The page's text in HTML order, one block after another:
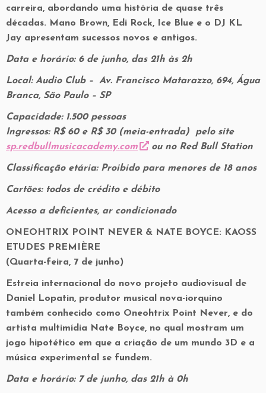
carreira, abordando uma história de quase três
décadas. Mano Brown, Edi Rock, Ice Blue e o DJ KL
Jay apresentam sucessos novos e antigos.
Data e horário: 6 de junho, das 21h às 2h
Local: Audio Club – Av. Francisco Matarazzo, 694, Água
Branca, São Paulo – SP
Capacidade: 1.500 pessoas
Ingressos: R$ 60 e R$ 30 (meia-entrada) pelo site
sp.redbullmusicacademy.com
ou no Red Bull Station
Classificação etária: Proibido para menores de 18 anos
Cartões: todos de crédito e débito
Acesso a deficientes, ar condicionado
ONEOHTRIX POINT NEVER & NATE BOYCE: KAOSS
ETUDES PREMIÈRE
(Quarta-feira, 7 de junho)
Estreia internacional do novo projeto audiovisual de
Daniel Lopatin, produtor musical nova-iorquino
também conhecido como Oneohtrix Point Never, e do
artista multimídia Nate Boyce, no qual mostram um
jogo hipotético em que a criação de um mundo 3D e a
música experimental se fundem.
Data e horário: 7 de junho, das 21h à 0h